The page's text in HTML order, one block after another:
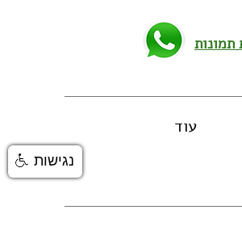
עוד
נגישות